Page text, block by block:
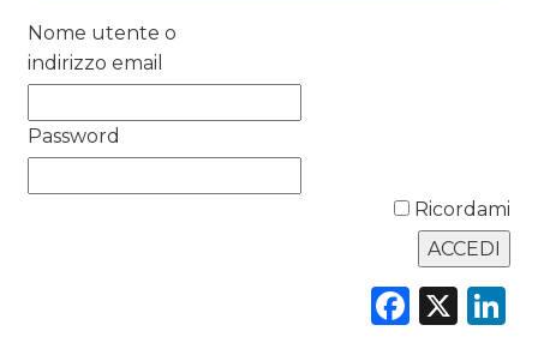
PREVISIONI/SCENARI
Nome utente o
indirizzo email
Password
Ricordami
X